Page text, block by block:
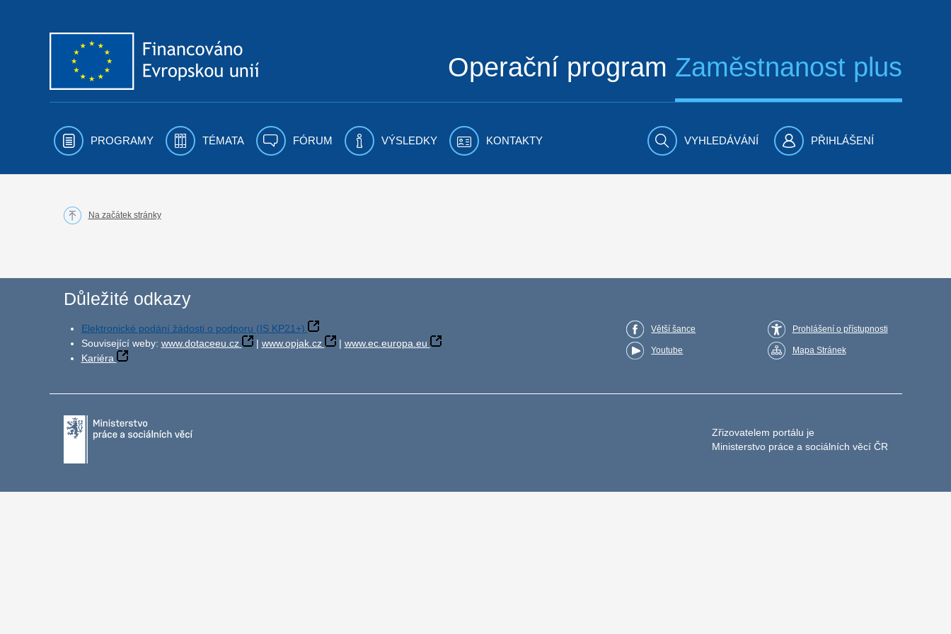
Operační program Zaměstnanost plus
PROGRAMY TÉMATA FÓRUM VÝSLEDKY KONTAKTY VYHLEDÁVÁNÍ PŘIHLÁŠENÍ
Na začátek stránky
Důležité odkazy
Elektronické podání žádosti o podporu (IS KP21+)
Související weby: www.dotaceeu.cz | www.opjak.cz | www.ec.europa.eu
Kariéra
Větší šance
Youtube
Prohlášení o přístupnosti
Mapa Stránek
Zřizovatelem portálu je
Ministerstvo práce a sociálních věcí ČR